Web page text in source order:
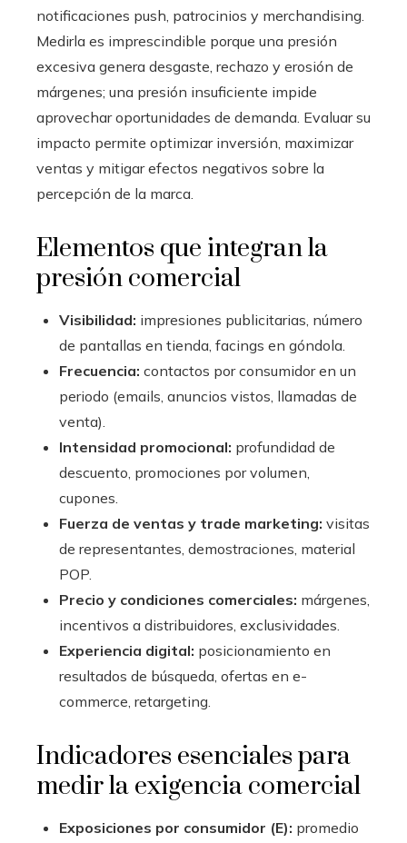
notificaciones push, patrocinios y merchandising.
Medirla es imprescindible porque una presión
excesiva genera desgaste, rechazo y erosión de
márgenes; una presión insuficiente impide
aprovechar oportunidades de demanda. Evaluar su
impacto permite optimizar inversión, maximizar
ventas y mitigar efectos negativos sobre la
percepción de la marca.
Elementos que integran la
presión comercial
Visibilidad: impresiones publicitarias, número
de pantallas en tienda, facings en góndola.
Frecuencia: contactos por consumidor en un
periodo (emails, anuncios vistos, llamadas de
venta).
Intensidad promocional: profundidad de
descuento, promociones por volumen,
cupones.
Fuerza de ventas y trade marketing: visitas
de representantes, demostraciones, material
POP.
Precio y condiciones comerciales: márgenes,
incentivos a distribuidores, exclusividades.
Experiencia digital: posicionamiento en
resultados de búsqueda, ofertas en e-
commerce, retargeting.
Indicadores esenciales para
medir la exigencia comercial
Exposiciones por consumidor (E): promedio